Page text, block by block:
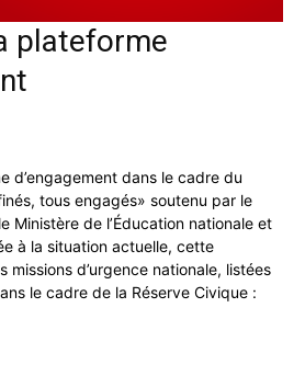
plateforme
d’engagement dans le cadre du
tous engagés» soutenu par le
Ministère de l’Éducation nationale et
à la situation actuelle, cette
missions d’urgence nationale, listées
le cadre de la Réserve Civique :